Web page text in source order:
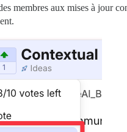
membres aux mises à jour